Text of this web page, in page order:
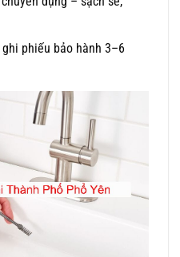
phiếu bảo hành 3–6